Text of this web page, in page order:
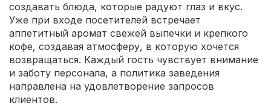
создавать блюда, которые радуют глаз и вкус.
Уже при входе посетителей встречает
аппетитный аромат свежей выпечки и крепкого
кофе, создавая атмосферу, в которую хочется
возвращаться. Каждый гость чувствует внимание
и заботу персонала, а политика заведения
направлена на удовлетворение запросов
клиентов.